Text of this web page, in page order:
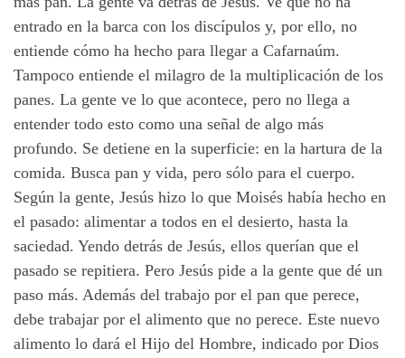
entrado en la barca con los discípulos y, por ello, no
entiende cómo ha hecho para llegar a Cafarnaúm.
Tampoco entiende el milagro de la multiplicación de los
panes. La gente ve lo que acontece, pero no llega a
entender todo esto como una señal de algo más
profundo. Se detiene en la superficie: en la hartura de la
comida. Busca pan y vida, pero sólo para el cuerpo.
Según la gente, Jesús hizo lo que Moisés había hecho en
el pasado: alimentar a todos en el desierto, hasta la
saciedad. Yendo detrás de Jesús, ellos querían que el
pasado se repitiera. Pero Jesús pide a la gente que dé un
paso más. Además del trabajo por el pan que perece,
debe trabajar por el alimento que no perece. Este nuevo
alimento lo dará el Hijo del Hombre, indicado por Dios